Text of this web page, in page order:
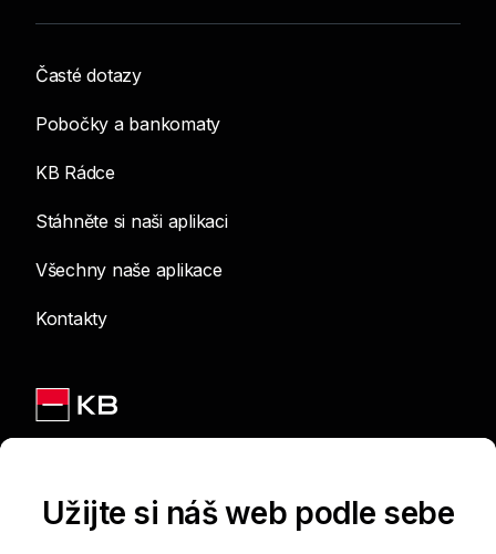
Časté dotazy
Pobočky a bankomaty
KB Rádce
Stáhněte si naši aplikaci
Všechny naše aplikace
Kontakty
Užijte si náš web podle sebe